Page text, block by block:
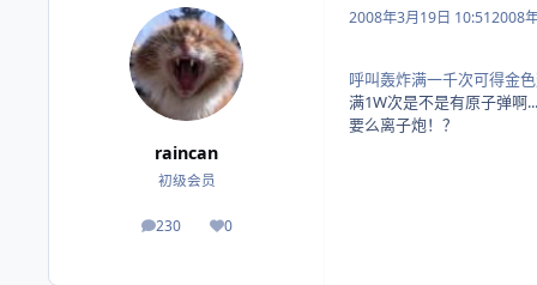
raincan
初级会员
230
帖子 0
荣誉积分
2008年3月19日 10:512008
呼叫轰炸满一千次可得金
满1W次是不是有原子弹啊...
要么离子炮！？